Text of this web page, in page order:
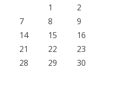
1
2
7 8
9
14 15
16
21 22
23
28 29
30